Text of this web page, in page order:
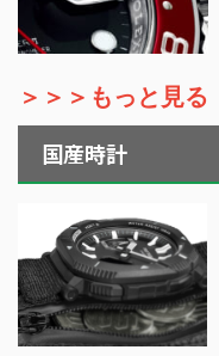
＞＞＞もっと見る
国産時計